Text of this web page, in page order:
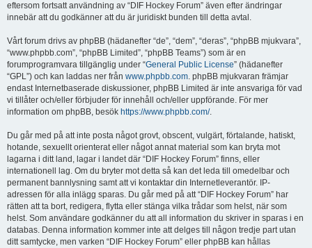
eftersom fortsatt användning av “DIF Hockey Forum” även efter ändringar
innebär att du godkänner att du är juridiskt bunden till detta avtal.
Vårt forum drivs av phpBB (hädanefter “de”, “dem”, “deras”, “phpBB mjukvara”,
“www.phpbb.com”, “phpBB Limited”, “phpBB Teams”) som är en
forumprogramvara tillgänglig under “General Public License” (hädanefter
“GPL”) och kan laddas ner från www.phpbb.com. phpBB mjukvaran främjar
endast Internetbaserade diskussioner, phpBB Limited är inte ansvariga för vad
vi tillåter och/eller förbjuder för innehåll och/eller uppförande. För mer
information om phpBB, besök https://www.phpbb.com/.
Du går med på att inte posta något grovt, obscent, vulgärt, förtalande, hatiskt,
hotande, sexuellt orienterat eller något annat material som kan bryta mot
lagarna i ditt land, lagar i landet där “DIF Hockey Forum” finns, eller
internationell lag. Om du bryter mot detta så kan det leda till omedelbar och
permanent bannlysning samt att vi kontaktar din Internetleverantör. IP-
adressen för alla inlägg sparas. Du går med på att “DIF Hockey Forum” har
rätten att ta bort, redigera, flytta eller stänga vilka trådar som helst, när som
helst. Som användare godkänner du att all information du skriver in sparas i en
databas. Denna information kommer inte att delges till någon tredje part utan
ditt samtycke, men varken “DIF Hockey Forum” eller phpBB kan hållas